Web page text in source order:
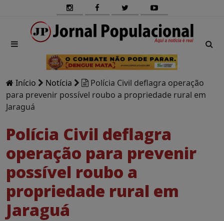
Início Notícia
Polícia Civil deflagra operação
para prevenir possível roubo a propriedade rural em
Jaraguá
Polícia Civil deflagra
operação para prevenir
possível roubo a
propriedade rural em
Jaraguá